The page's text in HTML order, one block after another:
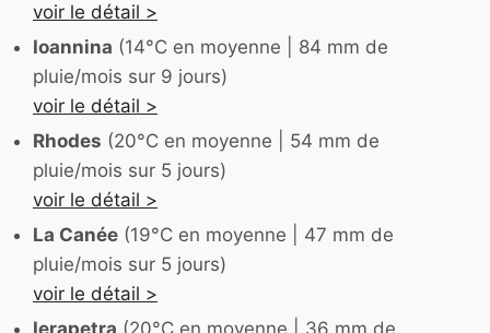
voir le détail >
Ioannina (14°C en moyenne | 84 mm de
pluie/mois sur 9 jours)
voir le détail >
Rhodes (20°C en moyenne | 54 mm de
pluie/mois sur 5 jours)
voir le détail >
La Canée (19°C en moyenne | 47 mm de
pluie/mois sur 5 jours)
voir le détail >